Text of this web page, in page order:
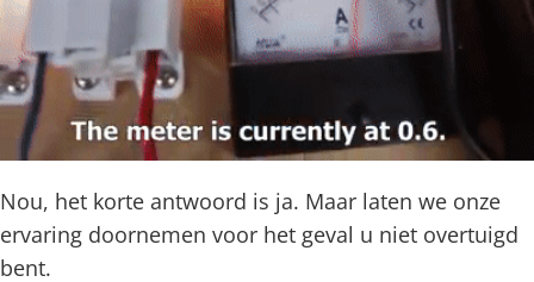
Nou, het korte antwoord is ja. Maar laten we onze
ervaring doornemen voor het geval u niet overtuigd
bent.